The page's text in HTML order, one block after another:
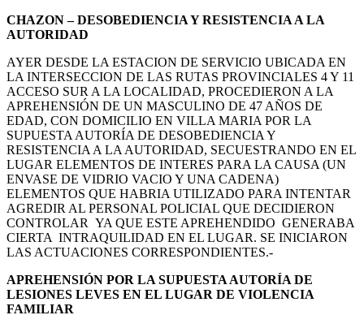
CHAZON – DESOBEDIENCIA Y RESISTENCIA A LA
AUTORIDAD
AYER DESDE LA ESTACION DE SERVICIO UBICADA EN
LA INTERSECCION DE LAS RUTAS PROVINCIALES 4 Y 11
ACCESO SUR A LA LOCALIDAD, PROCEDIERON A LA
APREHENSIÓN DE UN MASCULINO DE 47 AÑOS DE
EDAD, CON DOMICILIO EN VILLA MARIA POR LA
SUPUESTA AUTORÍA DE DESOBEDIENCIA Y
RESISTENCIA A LA AUTORIDAD, SECUESTRANDO EN EL
LUGAR ELEMENTOS DE INTERES PARA LA CAUSA (UN
ENVASE DE VIDRIO VACIO Y UNA CADENA)
ELEMENTOS QUE HABRIA UTILIZADO PARA INTENTAR
AGREDIR AL PERSONAL POLICIAL QUE DECIDIERON
CONTROLAR YA QUE ESTE APREHENDIDO GENERABA
CIERTA INTRAQUILIDAD EN EL LUGAR. SE INICIARON
LAS ACTUACIONES CORRESPONDIENTES.-
APREHENSIÓN POR LA SUPUESTA AUTORÍA DE
LESIONES LEVES EN EL LUGAR DE VIOLENCIA
FAMILIAR